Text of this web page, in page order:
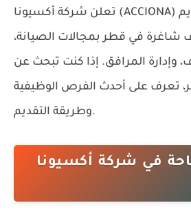
تعلن شركة أكسيونا (ACCIONA)
شاغرة في قطر بمجالات الصيانة،
وإدارة المرافق. إذا كنت تبحث عن
تعرف على أحدث الفرص الوظيفية
وطريقة التقديم.
في شركة أكسيونا